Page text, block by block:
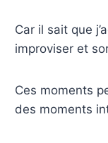
Car il sait que
improviser et
Ces moments
des moments